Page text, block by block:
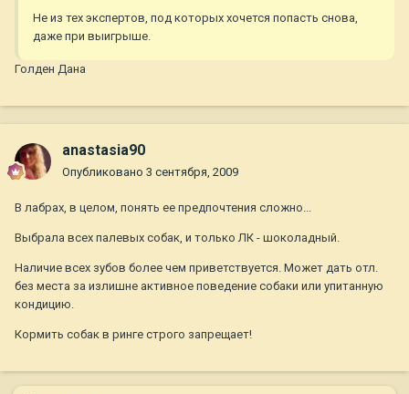
Не из тех экспертов, под которых хочется попасть снова,
даже при выигрыше.
Голден Дана
anastasia90
Опубликовано 3 сентября, 2009
В лабрах, в целом, понять ее предпочтения сложно...
Выбрала всех палевых собак, и только ЛК - шоколадный.
Наличие всех зубов более чем приветствуется. Может дать отл.
без места за излишне активное поведение собаки или упитанную
кондицию.
Кормить собак в ринге строго запрещает!